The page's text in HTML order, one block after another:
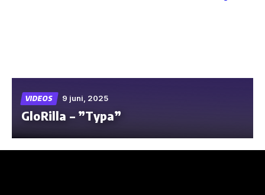
content
VIDEOS 9 juni, 2025
GloRilla – ”Typa”